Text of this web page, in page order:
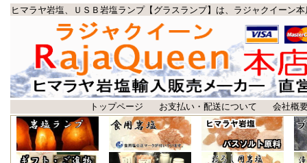
ヒマラヤ岩塩、ＵＳＢ岩塩ランプ【グラスランプ】は、ラジャクイーン本
トップページ お支払い・配送について 会社概